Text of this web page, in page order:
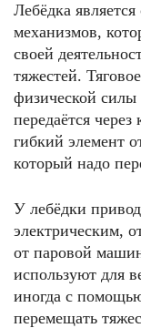
Лебёдка
механизмов,
своей
тяжестей.
физической силы
передаётся
гибкий элемент
который надо
У лебёдки
электрическим,
от паровой
используют для
иногда с
перемещать